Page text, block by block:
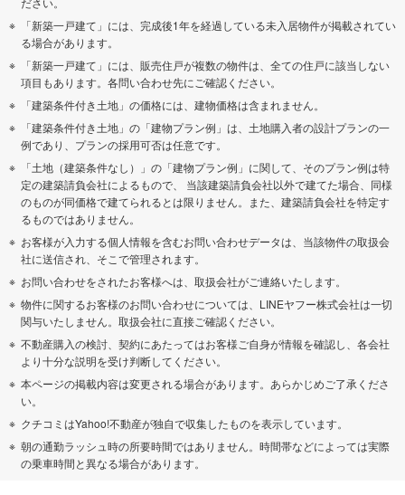
「新築一戸建て」には、完成後1年を経過している未入居物件が掲載されてい
る場合があります。
「新築一戸建て」には、販売住戸が複数の物件は、全ての住戸に該当しない
項目もあります。各問い合わせ先にご確認ください。
「建築条件付き土地」の価格には、建物価格は含まれません。
「建築条件付き土地」の「建物プラン例」は、土地購入者の設計プランの一
例であり、プランの採用可否は任意です。
「土地（建築条件なし）」の「建物プラン例」に関して、そのプラン例は特
定の建築請負会社によるもので、 当該建築請負会社以外で建てた場合、同様
のものが同価格で建てられるとは限りません。また、建築請負会社を特定す
るものではありません。
お客様が入力する個人情報を含むお問い合わせデータは、当該物件の取扱会
社に送信され、そこで管理されます。
お問い合わせをされたお客様へは、取扱会社がご連絡いたします。
物件に関するお客様のお問い合わせについては、LINEヤフー株式会社は一切
関与いたしません。取扱会社に直接ご確認ください。
不動産購入の検討、契約にあたってはお客様ご自身が情報を確認し、各会社
より十分な説明を受け判断してください。
本ページの掲載内容は変更される場合があります。あらかじめご了承くださ
い。
クチコミはYahoo!不動産が独自で収集したものを表示しています。
朝の通勤ラッシュ時の所要時間ではありません。時間帯などによっては実際
の乗車時間と異なる場合があります。